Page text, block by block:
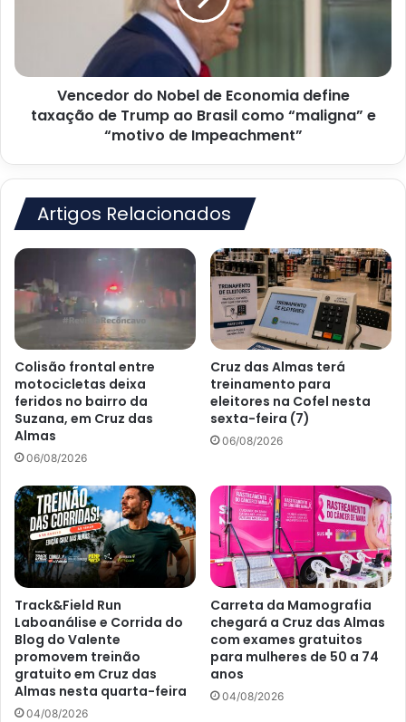
Trump
Brasil
de
Impeachment”
Vencedor do Nobel de Economia define
taxação de Trump ao Brasil como “maligna” e
“motivo de Impeachment”
Artigos Relacionados
Colisão frontal entre
motocicletas deixa
feridos no bairro da
Suzana, em Cruz das
Almas
06/08/2026
Cruz das Almas terá
treinamento para
eleitores na Cofel nesta
sexta-feira (7)
06/08/2026
Track&Field Run
Laboanálise e Corrida do
Blog do Valente
promovem treinão
gratuito em Cruz das
Almas nesta quarta-feira
04/08/2026
Carreta da Mamografia
chegará a Cruz das Almas
com exames gratuitos
para mulheres de 50 a 74
anos
04/08/2026